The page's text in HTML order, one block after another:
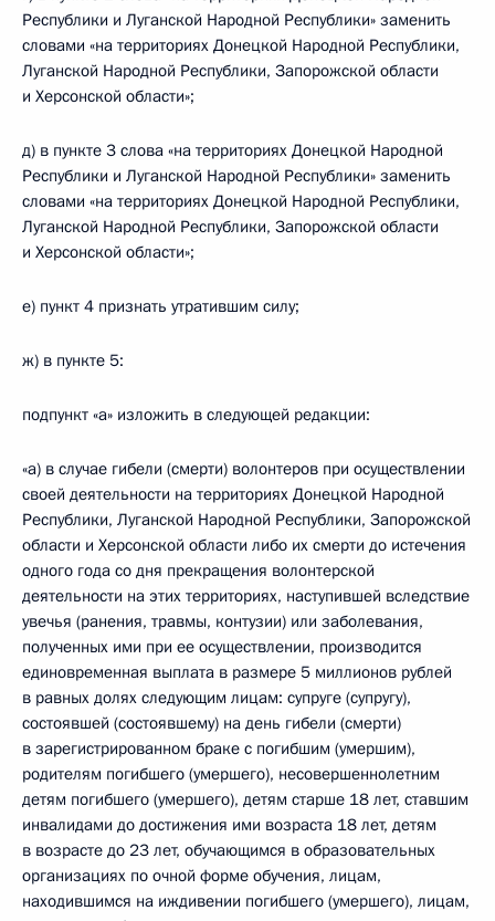
Республики и Луганской Народной Республики» заменить
словами «на территориях Донецкой Народной Республики,
Луганской Народной Республики, Запорожской области
и Херсонской области»;
д) в пункте 3 слова «на территориях Донецкой Народной
Республики и Луганской Народной Республики» заменить
словами «на территориях Донецкой Народной Республики,
Луганской Народной Республики, Запорожской области
и Херсонской области»;
е) пункт 4 признать утратившим силу;
ж) в пункте 5:
подпункт «а» изложить в следующей редакции:
«а) в случае гибели (смерти) волонтеров при осуществлении
своей деятельности на территориях Донецкой Народной
Республики, Луганской Народной Республики, Запорожской
области и Херсонской области либо их смерти до истечения
одного года со дня прекращения волонтерской
деятельности на этих территориях, наступившей вследствие
увечья (ранения, травмы, контузии) или заболевания,
полученных ими при ее осуществлении, производится
единовременная выплата в размере 5 миллионов рублей
в равных долях следующим лицам: супруге (супругу),
состоявшей (состоявшему) на день гибели (смерти)
в зарегистрированном браке с погибшим (умершим),
родителям погибшего (умершего), несовершеннолетним
детям погибшего (умершего), детям старше 18 лет, ставшим
инвалидами до достижения ими возраста 18 лет, детям
в возрасте до 23 лет, обучающимся в образовательных
организациях по очной форме обучения, лицам,
находившимся на иждивении погибшего (умершего), лицам,